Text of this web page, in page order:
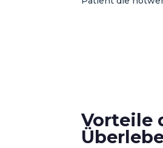
Vorteile